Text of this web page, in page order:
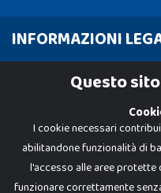
INFORMAZIONI
Cookie PolicyQuesto
I cookie necessari
abilitandone funzionalità di
l'accesso alle aree protette
funzionare correttamente